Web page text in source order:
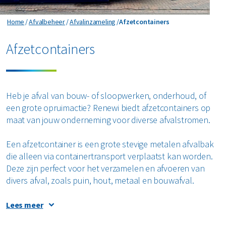
Horeca en recreatie
Industrie
Logistiek
Zakelijke dienstverlening
Waarom Renewi EcoSmart?
Onze diensten
Interne inzamelmiddelen
CSRD
Circulair+
Gevaarlijk afval
Hout
Papier en karton
Mineralen
Alle circulaire materialen
ons
Home Afvalbeheer Afvalinzameling Afzetcontainers
Afzetcontainers
Afzetcontainers
Heb je afval van bouw- of sloopwerken, onderhoud, of
een grote opruimactie? Renewi biedt afzetcontainers op
maat van jouw onderneming voor diverse afvalstromen.
Een afzetcontainer is een grote stevige metalen afvalbak
die alleen via containertransport verplaatst kan worden.
Deze zijn perfect voor het verzamelen en afvoeren van
divers afval, zoals puin, hout, metaal en bouwafval.
Afzetcontainers in elk formaat
Lees meer